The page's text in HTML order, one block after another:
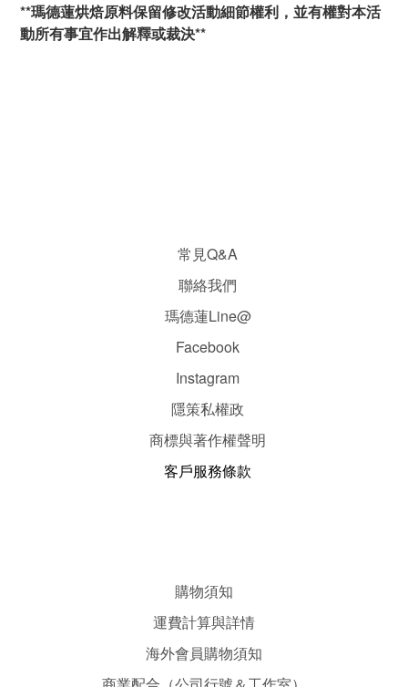
**瑪德蓮烘焙原料保留修改活動細節權利，並有權對本活
動所有事宜作出解釋或裁決**
常見Q&A
聯絡我們
瑪德蓮Line@
Facebook
Instagram
隱策私權政
商標與著作權聲明
客戶服務條款
購物須知
運費計算與詳情
海外會員購物須知